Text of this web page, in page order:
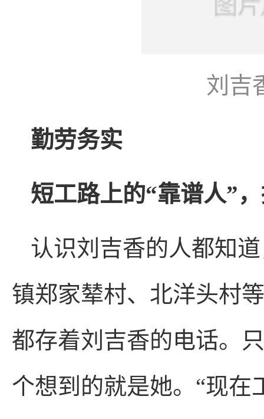
刘吉
勤劳务实
短工路上的“靠谱人”
认识刘吉香的人都知
镇郑家辇村、北洋头村
都存着刘吉香的电话。
个想到的就是她。“现在